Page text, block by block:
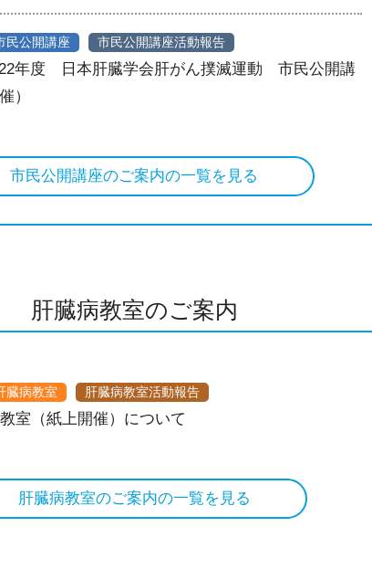
民公開講座 市民公開講座活動報告
年度 日本肝臓学会肝がん撲滅運動 市民公開講
）
市民公開講座のご案内の一覧を見る
肝臓病教室のご案内
臓病教室 肝臓病教室活動報告
室（紙上開催）について
肝臓病教室のご案内の一覧を見る